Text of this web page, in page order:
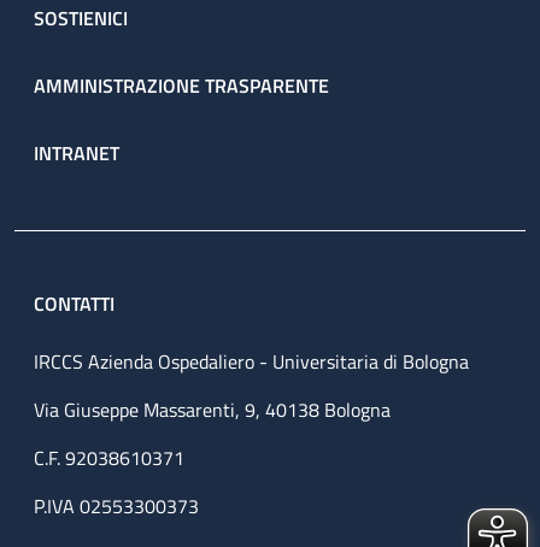
SOSTIENICI
AMMINISTRAZIONE TRASPARENTE
INTRANET
CONTATTI
IRCCS Azienda Ospedaliero - Universitaria di Bologna
Via Giuseppe Massarenti, 9, 40138 Bologna
C.F. 92038610371
P.IVA 02553300373